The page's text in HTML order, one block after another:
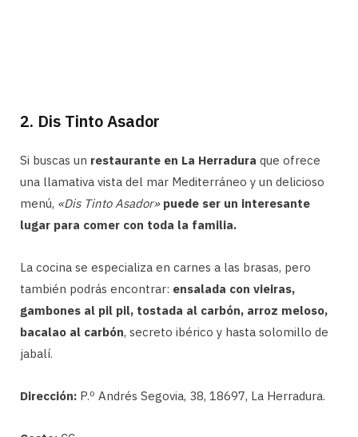
2. Dis Tinto Asador
Si buscas un restaurante en La Herradura que ofrece
una llamativa vista del mar Mediterráneo y un delicioso
menú, «Dis Tinto Asador» puede ser un interesante
lugar para comer con toda la familia.
La cocina se especializa en carnes a las brasas, pero
también podrás encontrar: ensalada con vieiras,
gambones al pil pil, tostada al carbón, arroz meloso,
bacalao al carbón, secreto ibérico y hasta solomillo de
jabalí.
Dirección: P.º Andrés Segovia, 38, 18697, La Herradura.